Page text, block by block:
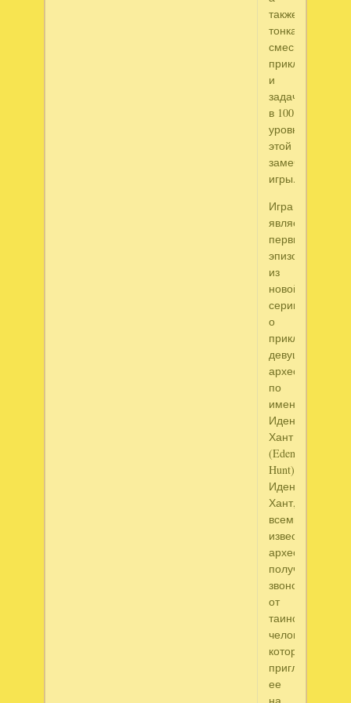
также
тонкая
смесь
приключения
и
задач
в 100
уровнях
этой
замечательной
игры.
Игра
является
первым
эпизодом
из
новой
серии
о
приключениях
девушки-
археолога
по
имени
Иден
Хант
(Eden
Hunt).
Иден
Хант,
всемирно
известный
археолог,
получила
звонок
от
таинственного
человека,
который
приглашал
ее